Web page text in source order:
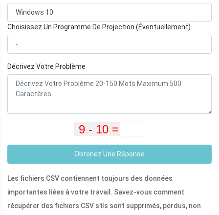
Choisissez Un Programme De Projection (Éventuellement)
Décrivez Votre Problème
Obtenez Une Réponse
Les fichiers CSV contiennent toujours des données
importantes liées à votre travail. Savez-vous comment
récupérer des fichiers CSV s'ils sont supprimés, perdus, non